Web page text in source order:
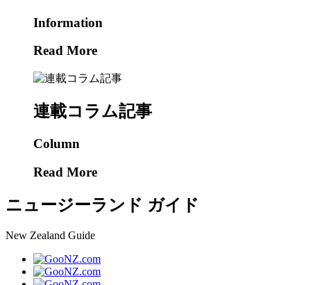
Information
Read More
連載コラム記事
Column
Read More
ニュージーランド ガイド
New Zealand Guide